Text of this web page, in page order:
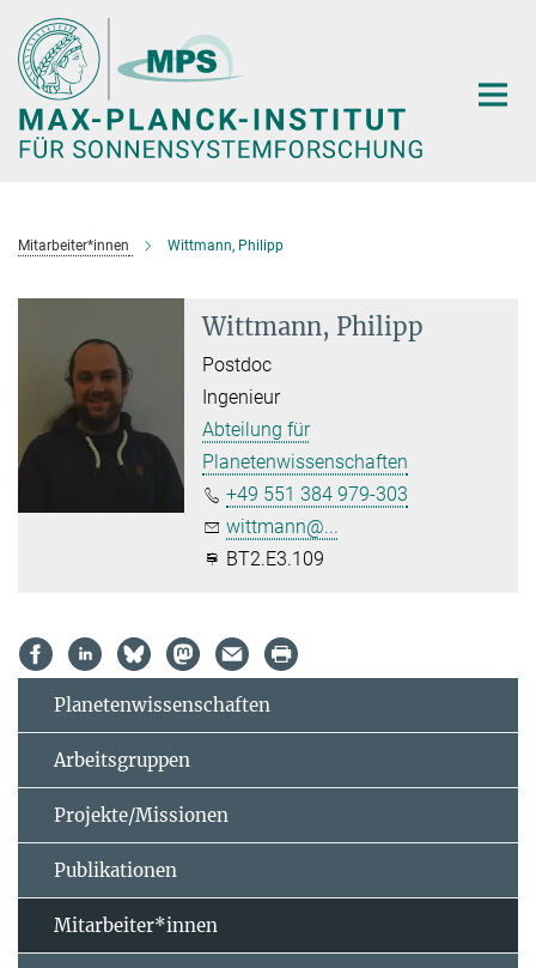
Hauptinhalt
Mitarbeiter*innen Wittmann, Philipp
Wittmann, Philipp
Postdoc
Ingenieur
Abteilung für
Planetenwissenschaften
+49 551 384 979-303
wittmann@...
BT2.E3.109
Planetenwissenschaften
Arbeitsgruppen
Projekte/Missionen
Publikationen
Mitarbeiter*innen